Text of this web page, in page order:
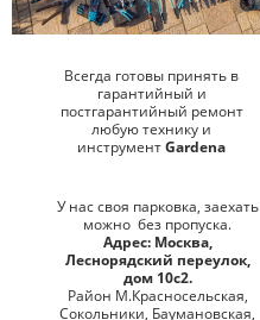
Всегда готовы принять в
гарантийный и
постгарантийный ремонт
любую технику и
инструментGardena
У нас своя парковка, заехать
можно без пропуска.
Адрес: Москва,
Леснорядский переулок,
дом 10с2.
Район М.Красносельская,
Сокольники, Баумановская,